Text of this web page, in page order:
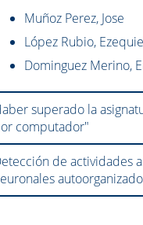
Muñoz Perez, Jose
López Rubio,
Dominguez Merino,
superado la
computador"
de actividades